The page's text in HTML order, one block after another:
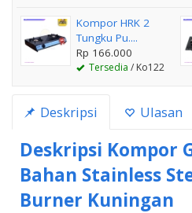
Kompor HRK 2
Tungku Pu....
Rp 166.000
Tersedia / Ko122
Deskripsi Ulasan
Deskripsi Kompor
Bahan Stainless
Burner Kuningan